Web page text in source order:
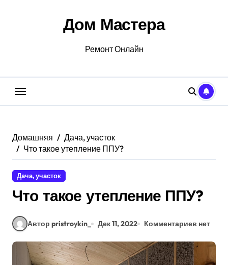
Дом Мастера
Ремонт Онлайн
Домашняя
Дача, участок
Что такое утепление ППУ?
Дача, участок
Что такое утепление ППУ?
Автор pristroykin_ Дек 11, 2022 Комментариев нет